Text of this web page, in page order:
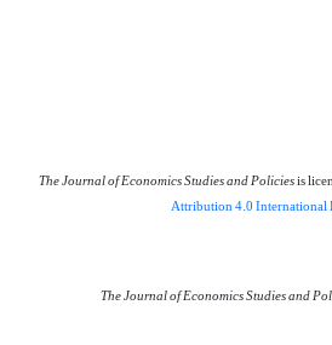
The Journal of Economics Studies and Policiesis
Attribution 4.0 International
The Journal of Economics Studies and